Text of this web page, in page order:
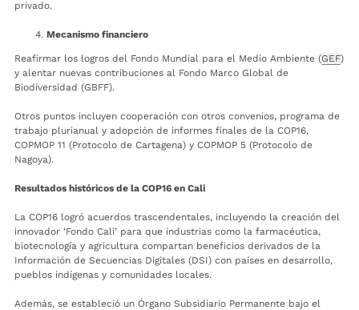
privado.
Mecanismo financiero
Reafirmar los logros del Fondo Mundial para el Medio Ambiente (GEF)
y alentar nuevas contribuciones al Fondo Marco Global de
Biodiversidad (GBFF).
Otros puntos incluyen cooperación con otros convenios, programa de
trabajo plurianual y adopción de informes finales de la COP16,
COPMOP 11 (Protocolo de Cartagena) y COPMOP 5 (Protocolo de
Nagoya).
Resultados históricos de la COP16 en Cali
La COP16 logró acuerdos trascendentales, incluyendo la creación del
innovador ‘Fondo Cali’ para que industrias como la farmacéutica,
biotecnología y agricultura compartan beneficios derivados de la
Información de Secuencias Digitales (DSI) con países en desarrollo,
pueblos indígenas y comunidades locales.
Además, se estableció un Órgano Subsidiario Permanente bajo el